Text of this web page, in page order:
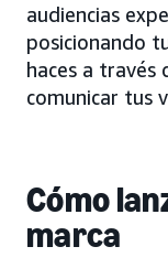
audiencias
posicionando
haces a través
comunicar tus
Cómo
marca